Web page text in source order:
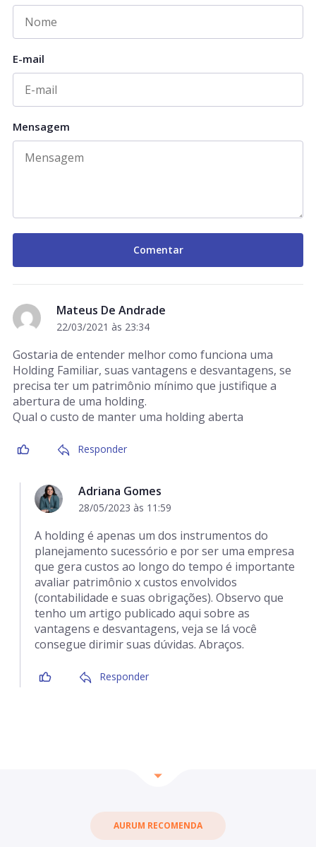
E-mail
Mensagem
Mateus De Andrade
22/03/2021 às 23:34
Gostaria de entender melhor como funciona uma
Holding Familiar, suas vantagens e desvantagens, se
precisa ter um patrimônio mínimo que justifique a
abertura de uma holding.
Qual o custo de manter uma holding aberta
Responder
Adriana Gomes
28/05/2023 às 11:59
A holding é apenas um dos instrumentos do
planejamento sucessório e por ser uma empresa
que gera custos ao longo do tempo é importante
avaliar patrimônio x custos envolvidos
(contabilidade e suas obrigações). Observo que
tenho um artigo publicado aqui sobre as
vantagens e desvantagens, veja se lá você
consegue dirimir suas dúvidas. Abraços.
Responder
AURUM RECOMENDA